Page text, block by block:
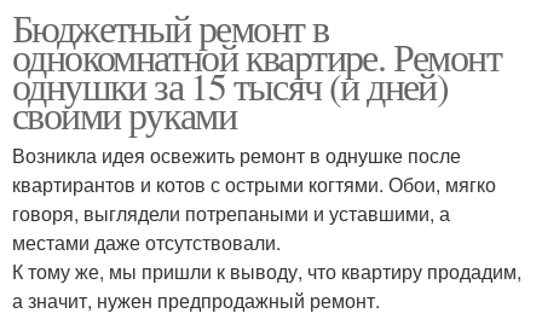
Бюджетный ремонт в
однокомнатной квартире. Ремонт
однушки за 15 тысяч (и дней)
своими руками
Возникла идея освежить ремонт в однушке после
квартирантов и котов с острыми когтями. Обои, мягко
говоря, выглядели потрепаными и уставшими, а
местами даже отсутствовали.
К тому же, мы пришли к выводу, что квартиру продадим,
а значит, нужен предпродажный ремонт.